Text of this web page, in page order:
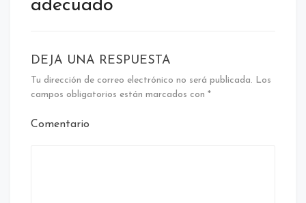
adecuado
DEJA UNA RESPUESTA
Tu dirección de correo electrónico no será publicada. Los
campos obligatorios están marcados con *
Comentario